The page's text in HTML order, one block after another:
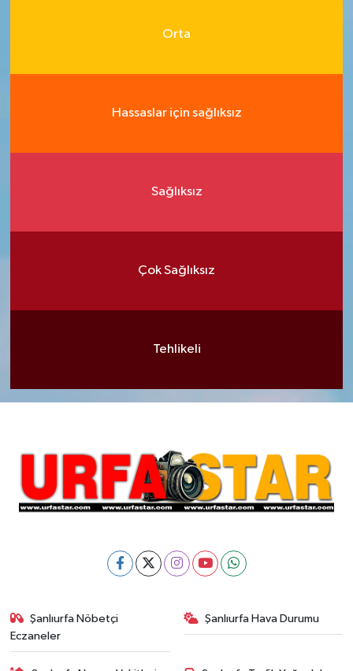
Orta
Hassaslar için sağlıksız
Sağlıksız
Çok Sağlıksız
Tehlikeli
Şanlıurfa Nöbetçi
Eczaneler
Şanlıurfa Hava Durumu